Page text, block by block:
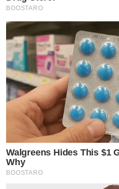
BOOSTARO
Walgreens Hides This $1
Why
BOOSTARO